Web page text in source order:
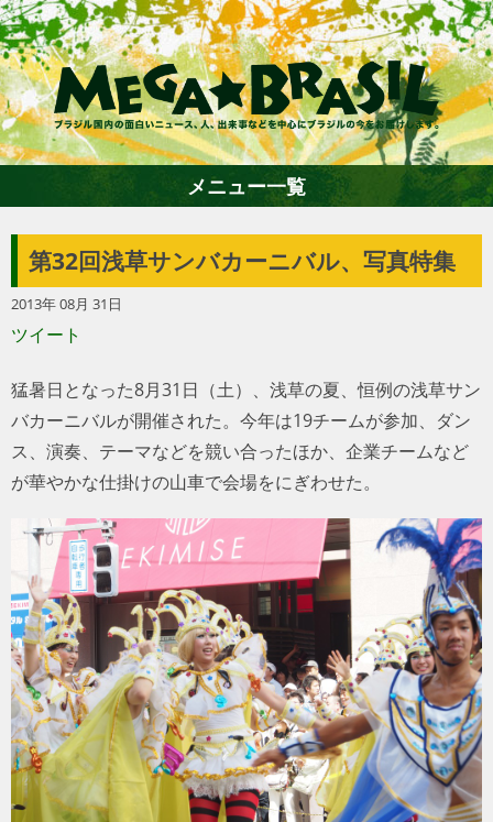
ホーム
エンターテイメント
グルメ
トラベル
サッカー
PEOPLE
ビジネス
コラム
メニュー一覧
第32回浅草サンバカーニバル、写真特集
2013年 08月 31日
ツイート
猛暑日となった8月31日（土）、浅草の夏、恒例の浅草サン
バカーニバルが開催された。今年は19チームが参加、ダン
ス、演奏、テーマなどを競い合ったほか、企業チームなど
が華やかな仕掛けの山車で会場をにぎわせた。